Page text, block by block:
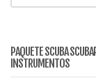
PAQUETE SCUBA
INSTRUMENTOS